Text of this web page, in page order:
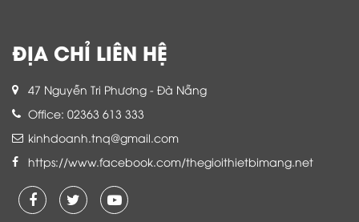
ĐỊA CHỈ LIÊN HỆ
47 Nguyễn Tri Phương - Đà Nẵng
Office: 02363 613 333
kinhdoanh.tnq@gmail.com
https://www.facebook.com/thegioithietbimang.net